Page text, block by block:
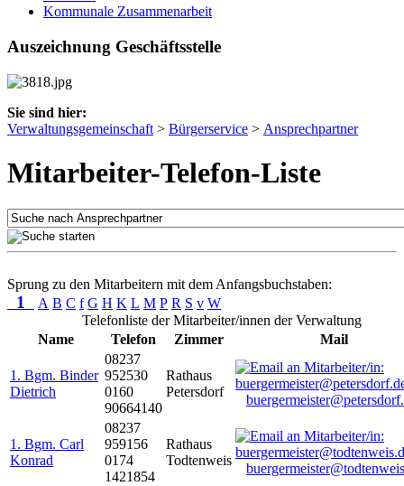
Kommunale Zusammenarbeit
Auszeichnung Geschäftsstelle
Sie sind hier:
Verwaltungsgemeinschaft > Bürgerservice > Ansprechpartner
Mitarbeiter-Telefon-Liste
Sprung zu den Mitarbeitern mit dem Anfangsbuchstaben:
1 A B C f G H K L M P R S v W
Telefonliste der Mitarbeiter/innen der Verwaltung
Name
Telefon Zimmer Mail
1. Bgm. Binder
Dietrich
08237
952530
0160
90664140
Rathaus
Petersdorf
1. Bgm. Carl
Konrad
08237
959156
0174
1421854
Rathaus
Todtenweis